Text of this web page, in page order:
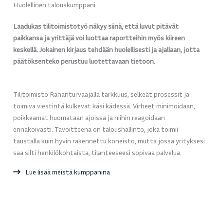
Huolellinen talouskumppani
Laadukas tilitoimistotyö näkyy siinä, että luvut pitävät
paikkansa ja yrittäjä voi luottaa raportteihin myös kiireen
keskellä. Jokainen kirjaus tehdään huolellisesti ja ajallaan, jotta
päätöksenteko perustuu luotettavaan tietoon.
Tilitoimisto Rahanturvaajalla tarkkuus, selkeät prosessit ja
toimiva viestintä kulkevat käsi kädessä. Virheet minimoidaan,
poikkeamat huomataan ajoissa ja niihin reagoidaan
ennakoivasti. Tavoitteena on taloushallinto, joka toimii
taustalla kuin hyvin rakennettu koneisto, mutta jossa yrityksesi
saa silti henkilökohtaista, tilanteeseesi sopivaa palvelua.
Lue lisää meistä kumppanina